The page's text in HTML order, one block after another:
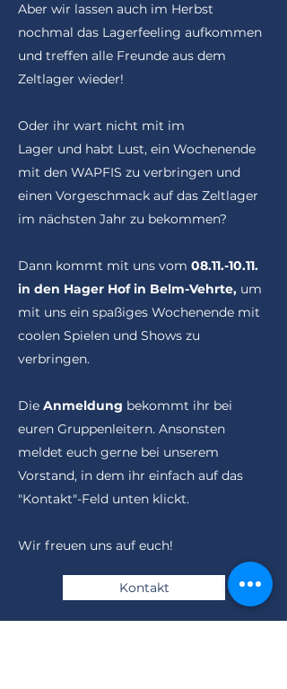
Aber wir lassen auch im Herbst
nochmal das Lagerfeeling aufkommen
und treffen alle Freunde aus dem
Zeltlager wieder!
Oder ihr wart nicht mit im
Lager und habt Lust, ein Wochenende
mit den WAPFIS zu verbringen und
einen Vorgeschmack auf das Zeltlager
im nächsten Jahr zu bekommen?
Dann kommt mit uns vom 08.11.-10.11.
in den Hager Hof in Belm-Vehrte, um
mit uns ein spaßiges Wochenende mit
coolen Spielen und Shows zu
verbringen.
Die Anmeldung bekommt ihr bei
euren Gruppenleitern. Ansonsten
meldet euch gerne bei unserem
Vorstand, in dem ihr einfach auf das
"Kontakt"-Feld unten klickt.
Wir freuen uns auf euch!
Kontakt